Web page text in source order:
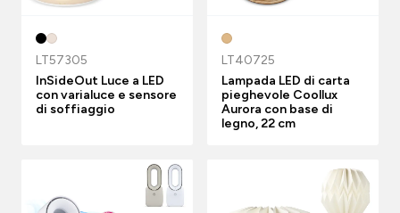
LT57305
InSideOut Luce a LED
con varialuce e sensore
di soffiaggio
LT40725
Lampada LED di carta
pieghevole Coollux
Aurora con base di
legno, 22 cm